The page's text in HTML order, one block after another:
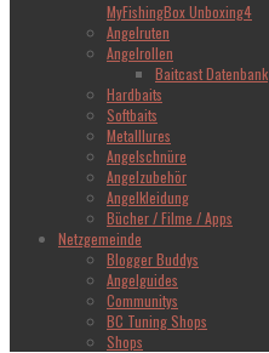
MyFishingBox Unboxing4
Angelruten
Angelrollen
Baitcast Datenbank
Hardbaits
Softbaits
Metalllures
Angelschnüre
Angelzubehör
Angelkleidung
Bücher / Filme / Apps
Netzgemeinde
Blogger Buddys
Angelguides
Communitys
BC Tuning Shops
Shops